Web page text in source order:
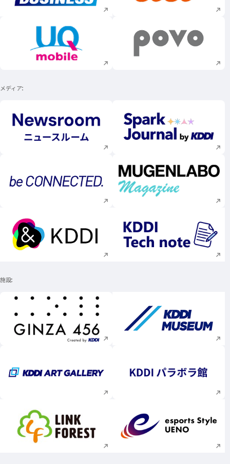
新規ウィンドウで開く 新規ウィンドウで
メディア
新規ウィンドウで開く 新規ウィンドウで
新規ウィンドウで開く 新規ウィンドウで
新規ウィンドウで開く 新規ウィンドウで
施設
新規ウィンドウで開く 新規ウィンドウで
新規ウィンドウで開く 新規ウィンドウで
新規ウィンドウで開く 新規ウィンドウで